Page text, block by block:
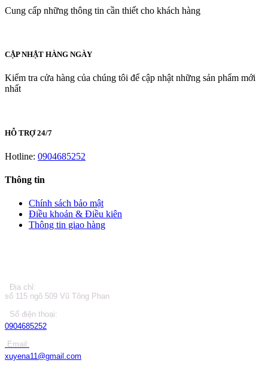
Cung cấp những thông tin cần thiết cho khách hàng
CẬP NHẬT HÀNG NGÀY
Kiểm tra cửa hàng của chúng tôi để cập nhật những sản phẩm mới
nhất
HỖ TRỢ 24/7
Hotline: 0904685252
Thông tin
Chính sách bảo mật
Điều khoản & Điều kiên
Thông tin giao hàng
Địa chỉ:
số 115 ngõ 509 Vũ Tông Phan
Số điện thoại:
0904685252
Email:
xuyena11@gmail.com